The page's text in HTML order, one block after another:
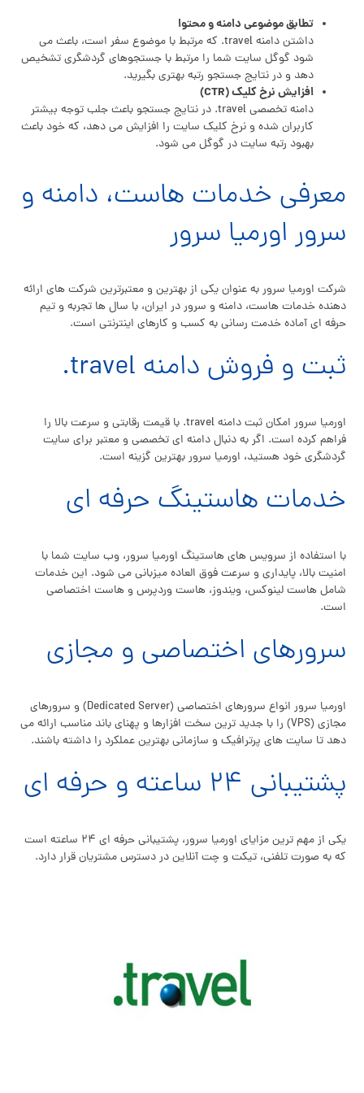
تطابق موضوعی دامنه و محتوا
داشتن دامنه travel. که مرتبط با موضوع سفر است، باعث می
شود گوگل سایت شما را مرتبط با جستجوهای گردشگری تشخیص
دهد و در نتایج جستجو رتبه بهتری بگیرید.
افزایش نرخ کلیک (CTR)
دامنه تخصصی travel. در نتایج جستجو باعث جلب توجه بیشتر
کاربران شده و نرخ کلیک سایت را افزایش می دهد، که خود باعث
بهبود رتبه سایت در گوگل می شود.
معرفی خدمات هاست، دامنه و
سرور اورمیا سرور
شرکت اورمیا سرور به عنوان یکی از بهترین و معتبرترین شرکت های ارائه
دهنده خدمات هاست، دامنه و سرور در ایران، با سال ها تجربه و تیم
حرفه ای آماده خدمت رسانی به کسب و کارهای اینترنتی است.
ثبت و فروش دامنه travel.
اورمیا سرور امکان ثبت دامنه travel. با قیمت رقابتی و سرعت بالا را
فراهم کرده است. اگر به دنبال دامنه ای تخصصی و معتبر برای سایت
گردشگری خود هستید، اورمیا سرور بهترین گزینه است.
خدمات هاستینگ حرفه ای
با استفاده از سرویس های هاستینگ اورمیا سرور، وب سایت شما با
امنیت بالا، پایداری و سرعت فوق العاده میزبانی می شود. این خدمات
شامل هاست لینوکس، ویندوز، هاست وردپرس و هاست اختصاصی
است.
سرورهای اختصاصی و مجازی
اورمیا سرور انواع سرورهای اختصاصی (Dedicated Server) و سرورهای
مجازی (VPS) را با جدید ترین سخت افزارها و پهنای باند مناسب ارائه می
دهد تا سایت های پرترافیک و سازمانی بهترین عملکرد را داشته باشند.
پشتیبانی ۲۴ ساعته و حرفه ای
یکی از مهم ترین مزایای اورمیا سرور، پشتیبانی حرفه ای ۲۴ ساعته است
که به صورت تلفنی، تیکت و چت آنلاین در دسترس مشتریان قرار دارد.